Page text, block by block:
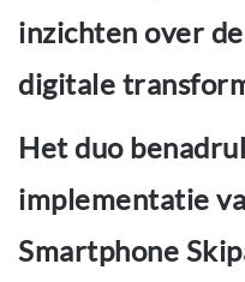
inzichten over
digitale
Het duo
implementatie
Smartphone